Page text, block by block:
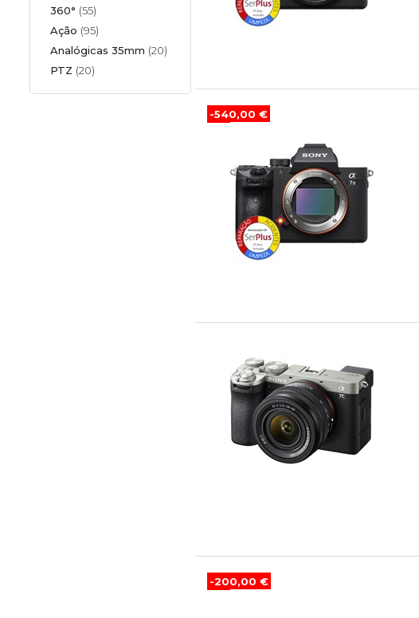
360° (55)
Ação (95)
Analógicas 35mm (20)
PTZ (20)
-540,00 €
-200,00 €